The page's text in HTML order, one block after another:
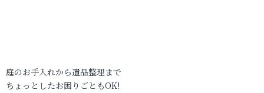
庭のお手入れから遺品整理まで
ちょっとしたお困りごともOK!